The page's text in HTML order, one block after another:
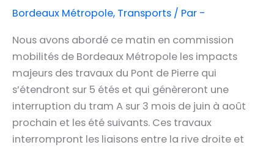
Bordeaux Métropole, Transports / Par -
Nous avons abordé ce matin en commission
mobilités de Bordeaux Métropole les impacts
majeurs des travaux du Pont de Pierre qui
s’étendront sur 5 étés et qui génèreront une
interruption du tram A sur 3 mois de juin à août
prochain et les été suivants. Ces travaux
interrompront les liaisons entre la rive droite et